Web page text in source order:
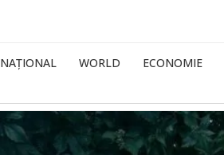
NAȚIONAL WORLD ECONOMIE